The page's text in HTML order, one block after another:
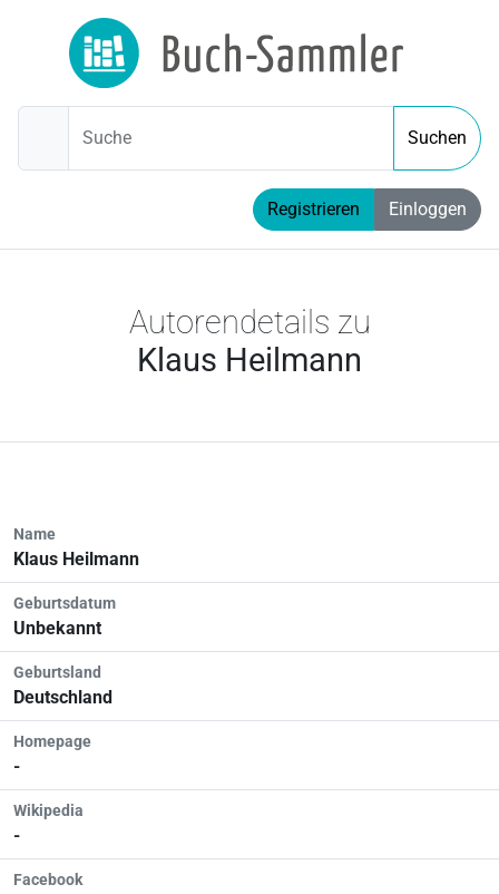
Suche Suchen
Registrieren Einloggen
Autorendetails zu
Klaus Heilmann
Name
Klaus Heilmann
Geburtsdatum
Unbekannt
Geburtsland
Deutschland
Homepage
-
Wikipedia
-
Facebook